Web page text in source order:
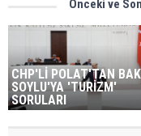
Önceki ve
CHP'Lİ POLAT'TAN
SOYLU'YA 'TURİZM'
SORULARI